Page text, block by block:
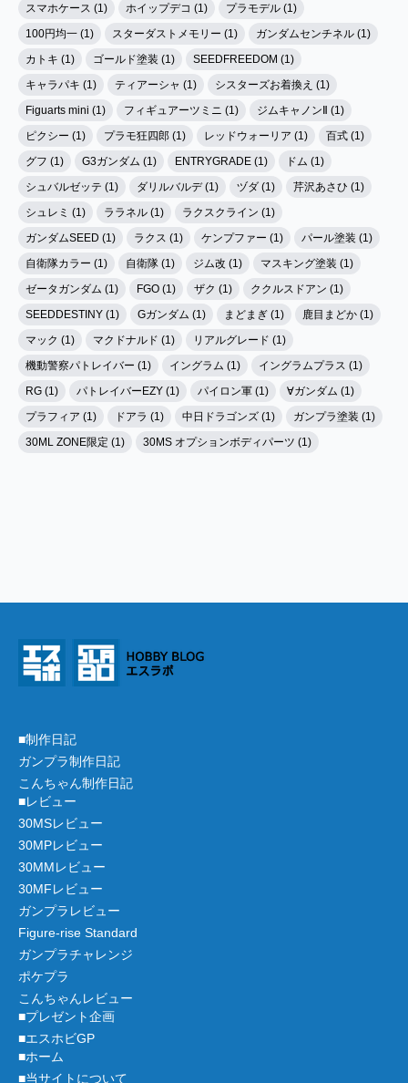
スマホケース (1)
ホイップデコ (1)
プラモデル (1)
100円均一 (1)
スターダストメモリー (1)
ガンダムセンチネル (1)
カトキ (1)
ゴールド塗装 (1)
SEEDFREEDOM (1)
キャラパキ (1)
ティアーシャ (1)
シスターズお着換え (1)
Figuarts mini (1)
フィギュアーツミニ (1)
ジムキャノンⅡ (1)
ピクシー (1)
プラモ狂四郎 (1) レッドウォーリア (1)
百式 (1)
グフ (1)
G3ガンダム (1) ENTRYGRADE (1)
ドム (1)
シュバルゼッテ (1)
ダリルバルデ (1) ヅダ (1)
芹沢あさひ (1)
シュレミ (1)
ララネル (1)
ラクスクライン (1)
ガンダムSEED (1)
ラクス (1) ケンプファー (1)
パール塗装 (1)
自衛隊カラー (1)
自衛隊 (1) ジム改 (1)
マスキング塗装 (1)
ゼータガンダム (1)
FGO (1) ザク (1)
ククルスドアン (1)
SEEDDESTINY (1)
Gガンダム (1) まどまぎ (1)
鹿目まどか (1)
マック (1)
マクドナルド (1)
リアルグレード (1)
機動警察パトレイバー (1)
イングラム (1)
イングラムプラス (1)
RG (1)
パトレイバーEZY (1) パイロン軍 (1)
∀ガンダム (1)
プラフィア (1)
ドアラ (1) 中日ドラゴンズ (1)
ガンプラ塗装 (1)
30ML ZONE限定 (1)
30MS オプションボディパーツ (1)
■制作日記
ガンプラ制作日記
こんちゃん制作日記
■レビュー
30MSレビュー
30MPレビュー
30MMレビュー
30MFレビュー
ガンプラレビュー
Figure-rise Standard
ガンプラチャレンジ
ポケプラ
こんちゃんレビュー
■プレゼント企画
■エスホビGP
■ホーム
■当サイトについて